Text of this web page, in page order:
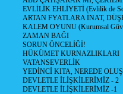
EVLİLİK EHLİYETİ (Evlilik de
ARTAN FYATLARA İNAT,
KALEM OYUNU (Kurumsal
ZAMAN BAĞI
SORUN ÖNCELİĞİ!
HÜKÜMET KURNAZLIKLARI
VATANSEVERLİK
YEDİNCİ KITA, NEREDE
DEVLETLE İLİŞKİLERİMİZ - 2
DEVLETLE İLİŞKİLERİMİZ -1